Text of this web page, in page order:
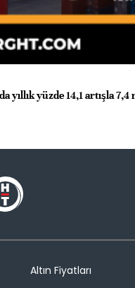
yıllık yüzde 14,1 artışla
Altın Fiyatları